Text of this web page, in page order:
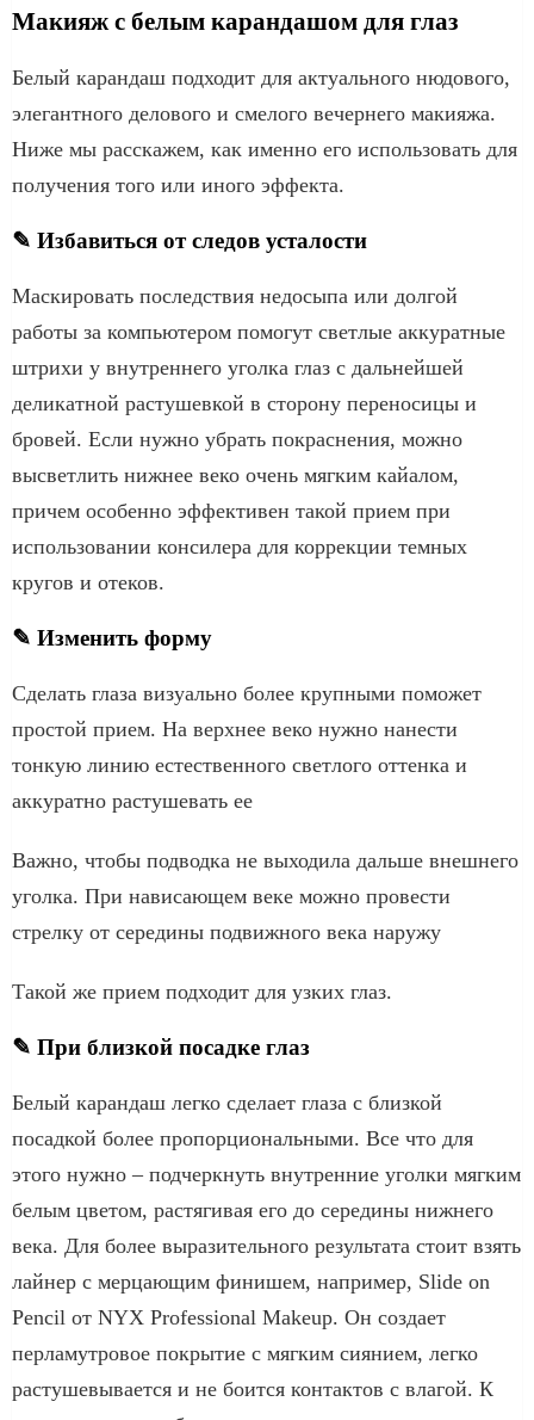
Макияж с белым карандашом для глаз
Белый карандаш подходит для актуального нюдового,
элегантного делового и смелого вечернего макияжа.
Ниже мы расскажем, как именно его использовать для
получения того или иного эффекта.
✎ Избавиться от следов усталости
Маскировать последствия недосыпа или долгой
работы за компьютером помогут светлые аккуратные
штрихи у внутреннего уголка глаз с дальнейшей
деликатной растушевкой в сторону переносицы и
бровей. Если нужно убрать покраснения, можно
высветлить нижнее веко очень мягким кайалом,
причем особенно эффективен такой прием при
использовании консилера для коррекции темных
кругов и отеков.
✎ Изменить форму
Сделать глаза визуально более крупными поможет
простой прием. На верхнее веко нужно нанести
тонкую линию естественного светлого оттенка и
аккуратно растушевать ее
Важно, чтобы подводка не выходила дальше внешнего
уголка. При нависающем веке можно провести
стрелку от середины подвижного века наружу
Такой же прием подходит для узких глаз.
✎ При близкой посадке глаз
Белый карандаш легко сделает глаза с близкой
посадкой более пропорциональными. Все что для
этого нужно – подчеркнуть внутренние уголки мягким
белым цветом, растягивая его до середины нижнего
века. Для более выразительного результата стоит взять
лайнер с мерцающим финишем, например, Slide on
Pencil от NYX Professional Makeup. Он создает
перламутровое покрытие с мягким сиянием, легко
растушевывается и не боится контактов с влагой. К